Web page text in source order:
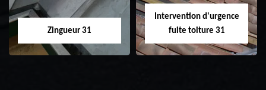
Zingueur 31
Intervention d'urgence
fuite toiture 31